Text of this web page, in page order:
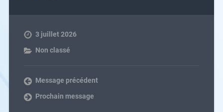
3 juillet 2026
Non classé
Message précédent
Prochain message